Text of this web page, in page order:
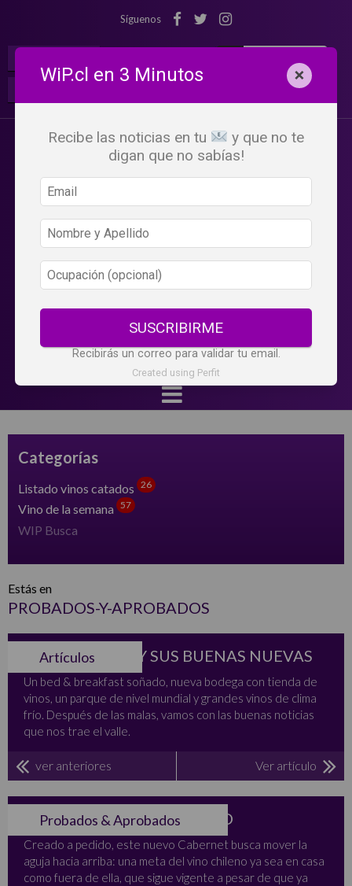
Síguenos
Estás en
PROBADOS-Y-APROBADOS
Artículos
SAN ANTONIO Y SUS BUENAS NUEVAS
Un bed & breakfast soñado, nueva bodega con tienda de
vinos, un parque de nivel mundial y grandes vinos de clima
frío. Después de las malas, vamos con las buenas noticias
que nos trae el valle.
ver anteriores Ver artículo
Probados & Aprobados
LA LLEGADA DEL SICILIANO
Creado a pedido, este nuevo Cabernet busca mover la
aguja hacia arriba: una meta del vino chileno ya sea en casa
como fuera de ella, que sigue vigente a pesar de que ya
Categorías
Listado vinos catados 26
Vino de la semana 57
WIP Busca
WiP.cl en 3 Minutos ×
Recibe las noticias en tu
y que no te
digan que no sabías!
SUSCRIBIRME
Recibirás un correo para validar tu email.
Created using Perfit